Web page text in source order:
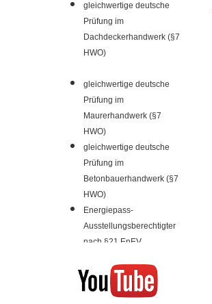
gleichwertige deutsche
Prüfung im
Dachdeckerhandwerk (§7
HWO)
gleichwertige deutsche
Prüfung im
Maurerhandwerk (§7
HWO)
gleichwertige deutsche
Prüfung im
Betonbauerhandwerk (§7
HWO)
Energiepass-
Ausstellungsberechtigter
nach §21 EnEV